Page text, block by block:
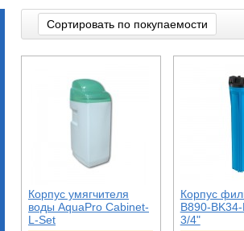
Сортировать по покупаемости
Корпус умягчителя
воды AquaPro Cabinet-
L-Set
Корпус
B890-
3/4"